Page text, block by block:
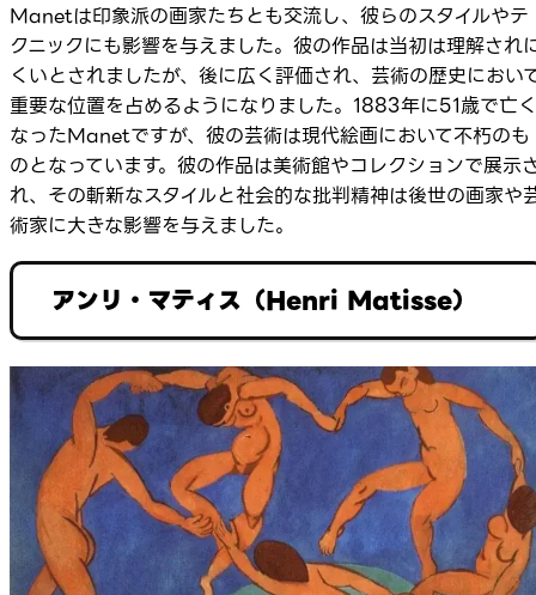
Manetは印象派の画家たちとも交流し、彼らのスタイルやテ
クニックにも影響を与えました。彼の作品は当初は理解され
くいとされましたが、後に広く評価され、芸術の歴史におい
重要な位置を占めるようになりました。1883年に51歳で亡く
なったManetですが、彼の芸術は現代絵画において不朽のも
のとなっています。彼の作品は美術館やコレクションで展示
れ、その斬新なスタイルと社会的な批判精神は後世の画家や
術家に大きな影響を与えました。
アンリ・マティス（Henri Matisse）